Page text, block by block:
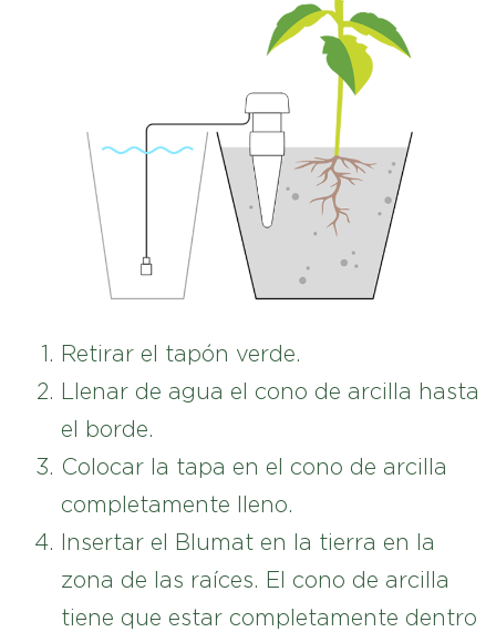
Retirar el tapón verde.
Llenar de agua el cono de arcilla hasta
el borde.
Colocar la tapa en el cono de arcilla
completamente lleno.
Insertar el Blumat en la tierra en la
zona de las raíces. El cono de arcilla
tiene que estar completamente dentro